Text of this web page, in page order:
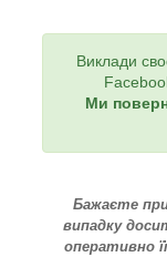
Виклади
Ми
Бажаєте
випадку
оперативно